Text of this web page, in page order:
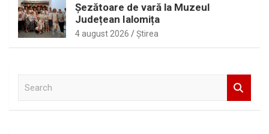
Șezătoare de vară la Muzeul
Județean Ialomița
4 august 2026 Ştirea